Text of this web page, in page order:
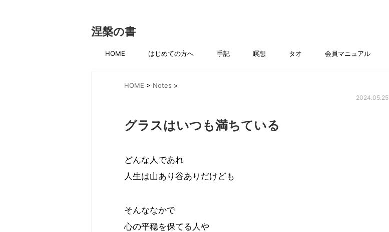
涅槃の書
HOME はじめての方へ 手記 瞑想 タオ 会員マニュアル
HOME > Notes >
2024.05.25
グラスはいつも満ちている
どんな人であれ
人生は山あり谷ありだけども
そんななかで
心の平穏を保てる人や